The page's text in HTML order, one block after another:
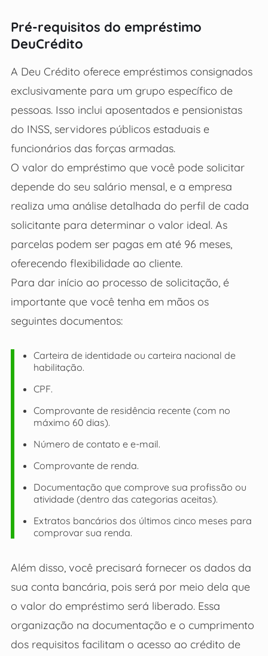
Pré-requisitos do empréstimo
DeuCrédito
A Deu Crédito oferece empréstimos consignados
exclusivamente para um grupo específico de
pessoas. Isso inclui aposentados e pensionistas
do INSS, servidores públicos estaduais e
funcionários das forças armadas.
O valor do empréstimo que você pode solicitar
depende do seu salário mensal, e a empresa
realiza uma análise detalhada do perfil de cada
solicitante para determinar o valor ideal. As
parcelas podem ser pagas em até 96 meses,
oferecendo flexibilidade ao cliente.
Para dar início ao processo de solicitação, é
importante que você tenha em mãos os
seguintes documentos:
Carteira de identidade ou carteira nacional de
habilitação.
CPF.
Comprovante de residência recente (com no
máximo 60 dias).
Número de contato e e-mail.
Comprovante de renda.
Documentação que comprove sua profissão ou
atividade (dentro das categorias aceitas).
Extratos bancários dos últimos cinco meses para
comprovar sua renda.
Além disso, você precisará fornecer os dados da
sua conta bancária, pois será por meio dela que
o valor do empréstimo será liberado. Essa
organização na documentação e o cumprimento
dos requisitos facilitam o acesso ao crédito de